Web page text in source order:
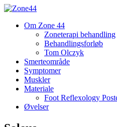
Om Zone 44
Zoneterapi behandling
Behandlingsforløb
Tom Olczyk
Smerteområde
Symptomer
Muskler
Materiale
Foot Reflexology
Øvelser